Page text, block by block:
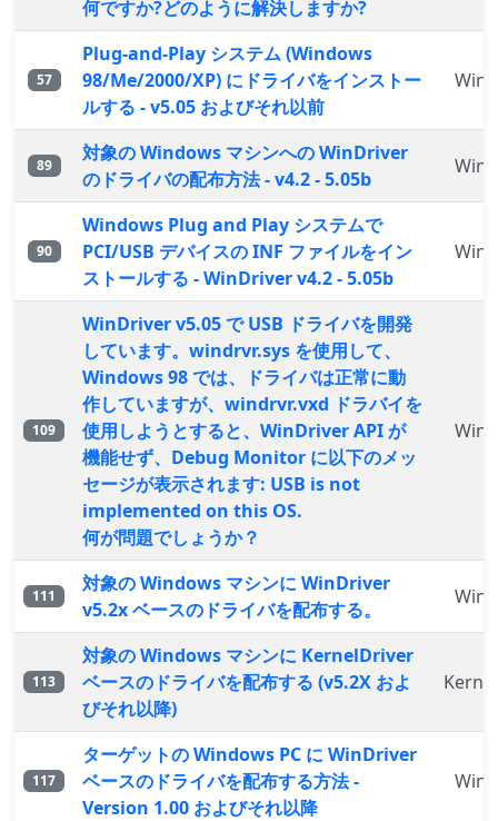
何ですか?どのように解決しますか?
57
Plug-and-Play システム (Windows
98/Me/2000/XP) にドライバをインストー
ルする - v5.05 およびそれ以前
89
対象の Windows マシンへの WinDriver
のドライバの配布方法 - v4.2 - 5.05b
90
Windows Plug and Play システムで
PCI/USB デバイスの INF ファイルをイン
ストールする - WinDriver v4.2 - 5.05b
109
WinDriver v5.05 で USB ドライバを開発
しています。windrvr.sys を使用して、
Windows 98 では、ドライバは正常に動
作していますが、windrvr.vxd ドラバイを
使用しようとすると、WinDriver API が
機能せず、Debug Monitor に以下のメッ
セージが表示されます: USB is not
implemented on this OS.
何が問題でしょうか？
111
対象の Windows マシンに WinDriver
v5.2x ベースのドライバを配布する。
113
対象の Windows マシンに KernelDriver
ベースのドライバを配布する (v5.2X およ
びそれ以降)
117
ターゲットの Windows PC に WinDriver
ベースのドライバを配布する方法 -
Version 1.00 およびそれ以降